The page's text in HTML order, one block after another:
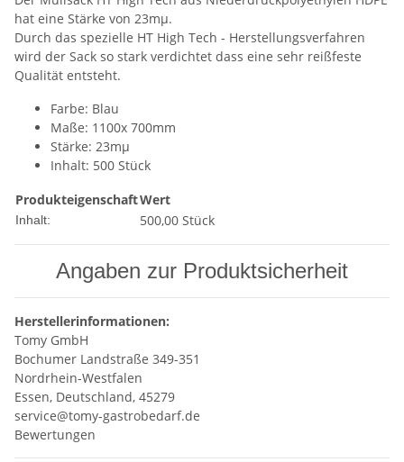
hat eine Stärke von 23mµ.
Durch das spezielle HT High Tech - Herstellungsverfahren
wird der Sack so stark verdichtet dass eine sehr reißfeste
Qualität entsteht.
Farbe: Blau
Maße: 1100x 700mm
Stärke: 23mµ
Inhalt: 500 Stück
ProdukteigenschaftWert
Inhalt: 500,00 Stück
Angaben zur Produktsicherheit
Herstellerinformationen:
Tomy GmbH
Bochumer Landstraße 349-351
Nordrhein-Westfalen
Essen, Deutschland, 45279
service@tomy-gastrobedarf.de
Bewertungen